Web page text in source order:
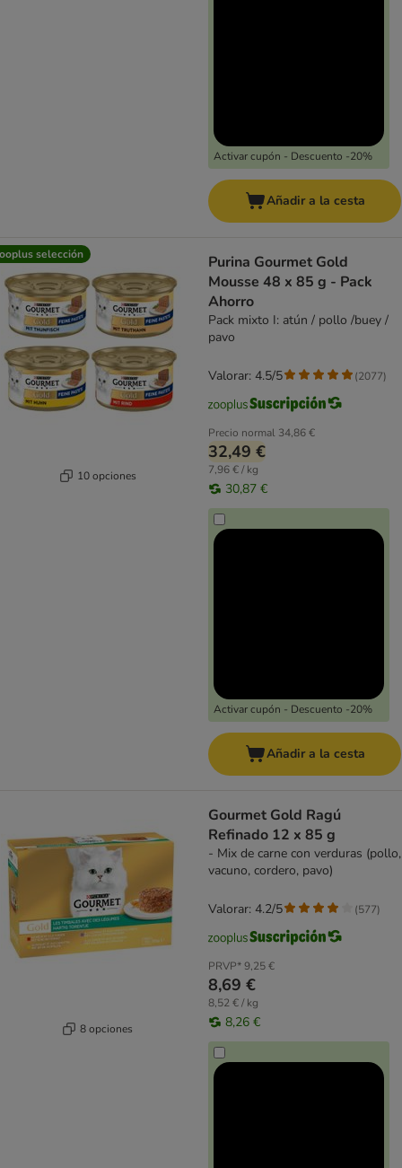
Activar cupón - Descuento -20%
Añadir a la cesta
selección
10 opciones
Purina Gourmet Gold
Mousse 48 x 85 g - Pack
Ahorro
Pack mixto I: atún / pollo /buey /
pavo
Precio normal 34,86 €
32,49 €
7,96 € / kg
30,87 €
Activar cupón - Descuento -20%
Valorar: 4.5/5 (2077)
Añadir a la cesta
8 opciones
Gourmet Gold Ragú
Refinado 12 x 85 g
- Mix de carne con verduras (pollo,
vacuno, cordero, pavo)
PRVP*9,25 €
8,69 €
8,52 € / kg
8,26 €
Valorar: 4.2/5 (577)